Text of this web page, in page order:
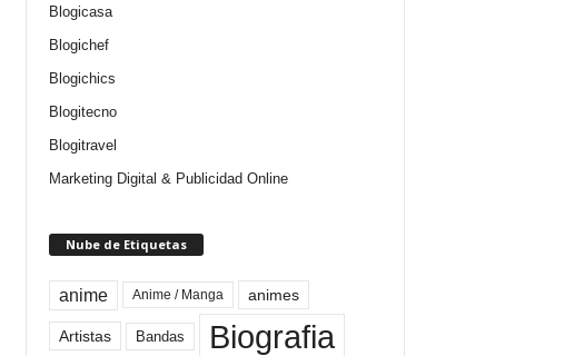
Blogicasa
Blogichef
Blogichics
Blogitecno
Blogitravel
Marketing Digital & Publicidad Online
Nube de Etiquetas
anime Anime / Manga animes
Artistas Bandas Biografia